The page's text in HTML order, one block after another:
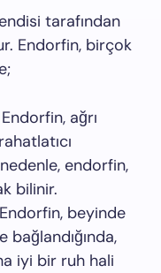
tarafından
Endorfin, birçok
ağrı
endorfin,
bilinir.
beyinde
iyi bir ruh hali